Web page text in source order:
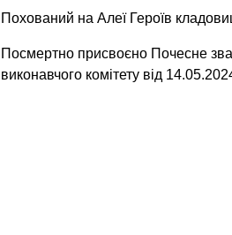
Похований на Алеї Героїв
Посмертно присвоєно Почесне
виконавчого комітету від